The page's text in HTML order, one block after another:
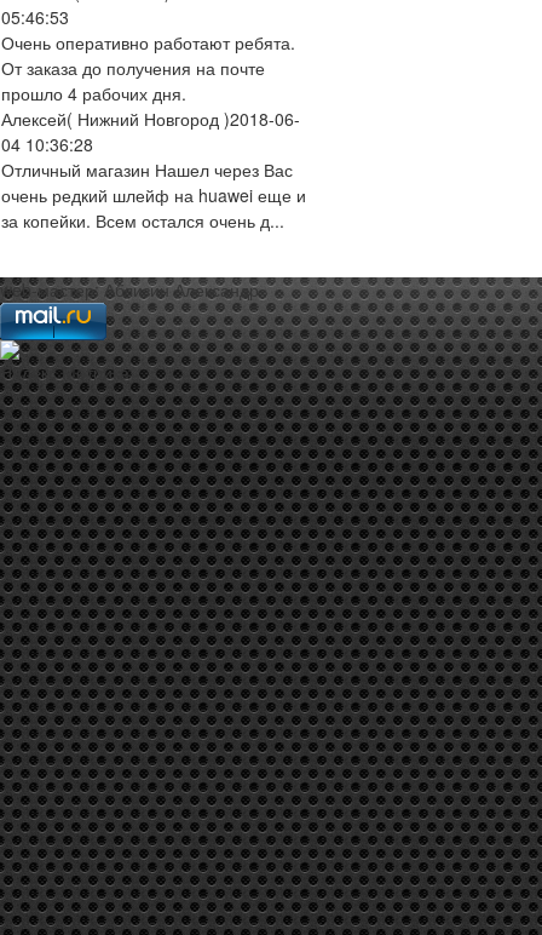
05:46:53
Очень оперативно работают ребята.
От заказа до получения на почте
прошло 4 рабочих дня.
Алексей( Нижний Новгород )2018-06-
04 10:36:28
Отличный магазин Нашел через Вас
очень редкий шлейф на huawei еще и
за копейки. Всем остался очень д...
web-мастер:Аблизин Александр